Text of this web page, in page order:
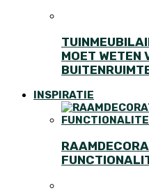
MOET WETEN
INSPIRATIE